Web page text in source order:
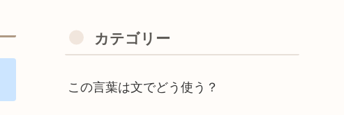
カテゴリー
この言葉は文でどう使う？